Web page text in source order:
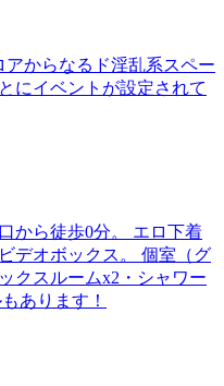
からなるド淫乱系スペー
にイベントが設定されて
から徒歩0分。 エロ下着
デオボックス。 個室（グ
クスルームx2・シャワー
あります！